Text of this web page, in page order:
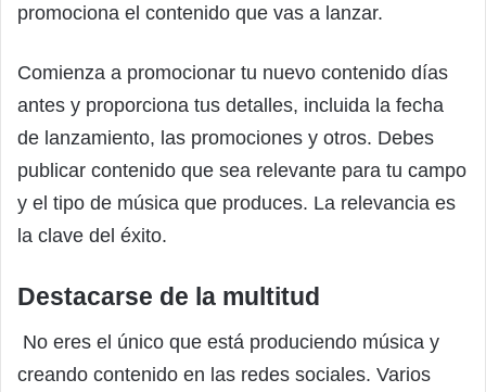
promociona el contenido que vas a lanzar.
Comienza a promocionar tu nuevo contenido días
antes y proporciona tus detalles, incluida la fecha
de lanzamiento, las promociones y otros. Debes
publicar contenido que sea relevante para tu campo
y el tipo de música que produces. La relevancia es
la clave del éxito.
Destacarse de la multitud
No eres el único que está produciendo música y
creando contenido en las redes sociales. Varios